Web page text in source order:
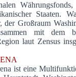
Staaten.
der Großraum
mit dem
laut Zensus
ist eine